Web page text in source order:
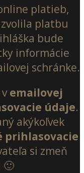
platieb,
platbu
bude
informácie
schránke.
emailovej
údaje.
akýkoľvek
prihlasovacie
si zmeň
🙂